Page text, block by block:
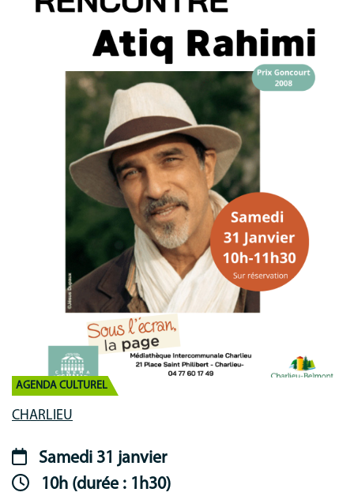
AGENDA CULTUREL
Lieu-
CHARLIEU
Période
Samedi 31 janvier
10h (durée : 1h30)